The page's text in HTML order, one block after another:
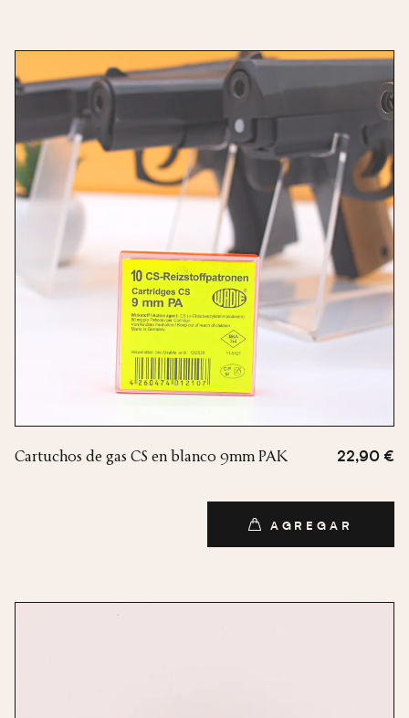
Cartuchos de gas CS en blanco 9mm PAK 22,90 €
AGREGAR